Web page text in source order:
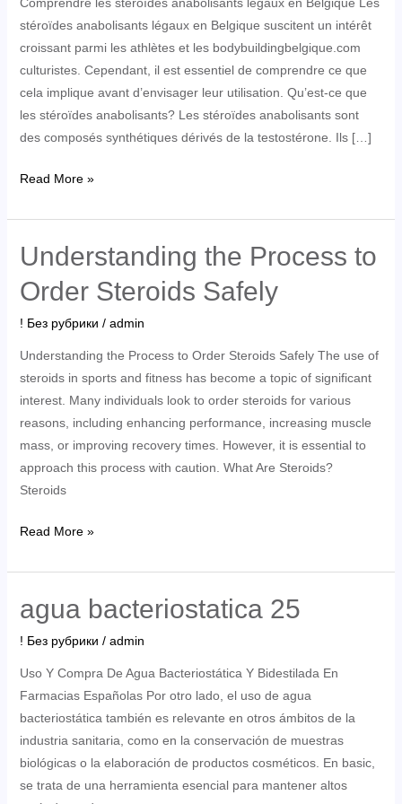
stéroïdes anabolisants légaux en Belgique suscitent un intérêt
croissant parmi les athlètes et les bodybuildingbelgique.com
culturistes. Cependant, il est essentiel de comprendre ce que
cela implique avant d’envisager leur utilisation. Qu’est-ce que
les stéroïdes anabolisants? Les stéroïdes anabolisants sont
des composés synthétiques dérivés de la testostérone. Ils […]
Comprendre
stéroïdes
anabolisants
légaux
en
Read More »
Understanding the Process to
Order Steroids Safely
! Без рубрики / admin
Understanding the Process to Order Steroids Safely The use of
steroids in sports and fitness has become a topic of significant
interest. Many individuals look to order steroids for various
reasons, including enhancing performance, increasing muscle
mass, or improving recovery times. However, it is essential to
approach this process with caution. What Are Steroids?
Steroids
Understanding
Process
Order
Steroids
Read More »
agua bacteriostatica 25
! Без рубрики / admin
Uso Y Compra De Agua Bacteriostática Y Bidestilada En
Farmacias Españolas Por otro lado, el uso de agua
bacteriostática también es relevante en otros ámbitos de la
industria sanitaria, como en la conservación de muestras
biológicas o la elaboración de productos cosméticos. En basic,
se trata de una herramienta esencial para mantener altos